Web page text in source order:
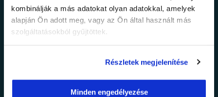
kombinálják a más adatokat olyan adatokkal, amelyek
alapján Ön adott meg, vagy az Ön által használt más
szolgáltatásokból gyűjtöttek.
Részletek megjelenítése
Minden engedélyezése
Értesülj elsőként legújabb tanfolyamainkról,
legfrissebb híreinkről és időszakos